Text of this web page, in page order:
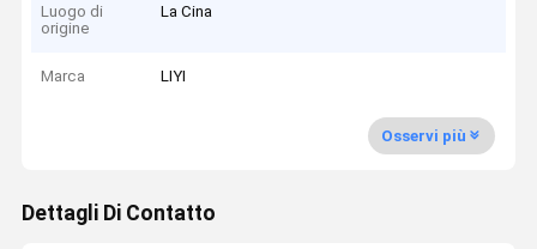
Luogo di
origine
La Cina
Marca LIYI
Osservi più
Dettagli Di Contatto